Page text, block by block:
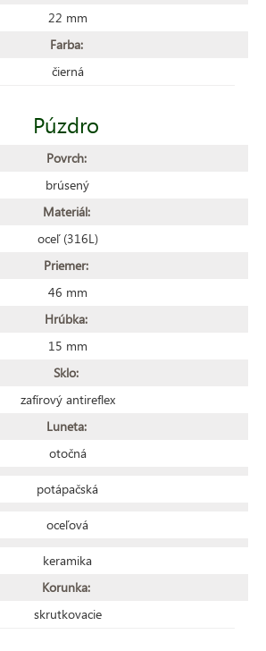
22 mm
Farba:
čierná
Púzdro
Povrch:
brúsený
Materiál:
oceľ (316L)
Priemer:
46 mm
Hrúbka:
15 mm
Sklo:
zafírový antireflex
Luneta:
otočná
potápačská
oceľová
keramika
Korunka:
skrutkovacie